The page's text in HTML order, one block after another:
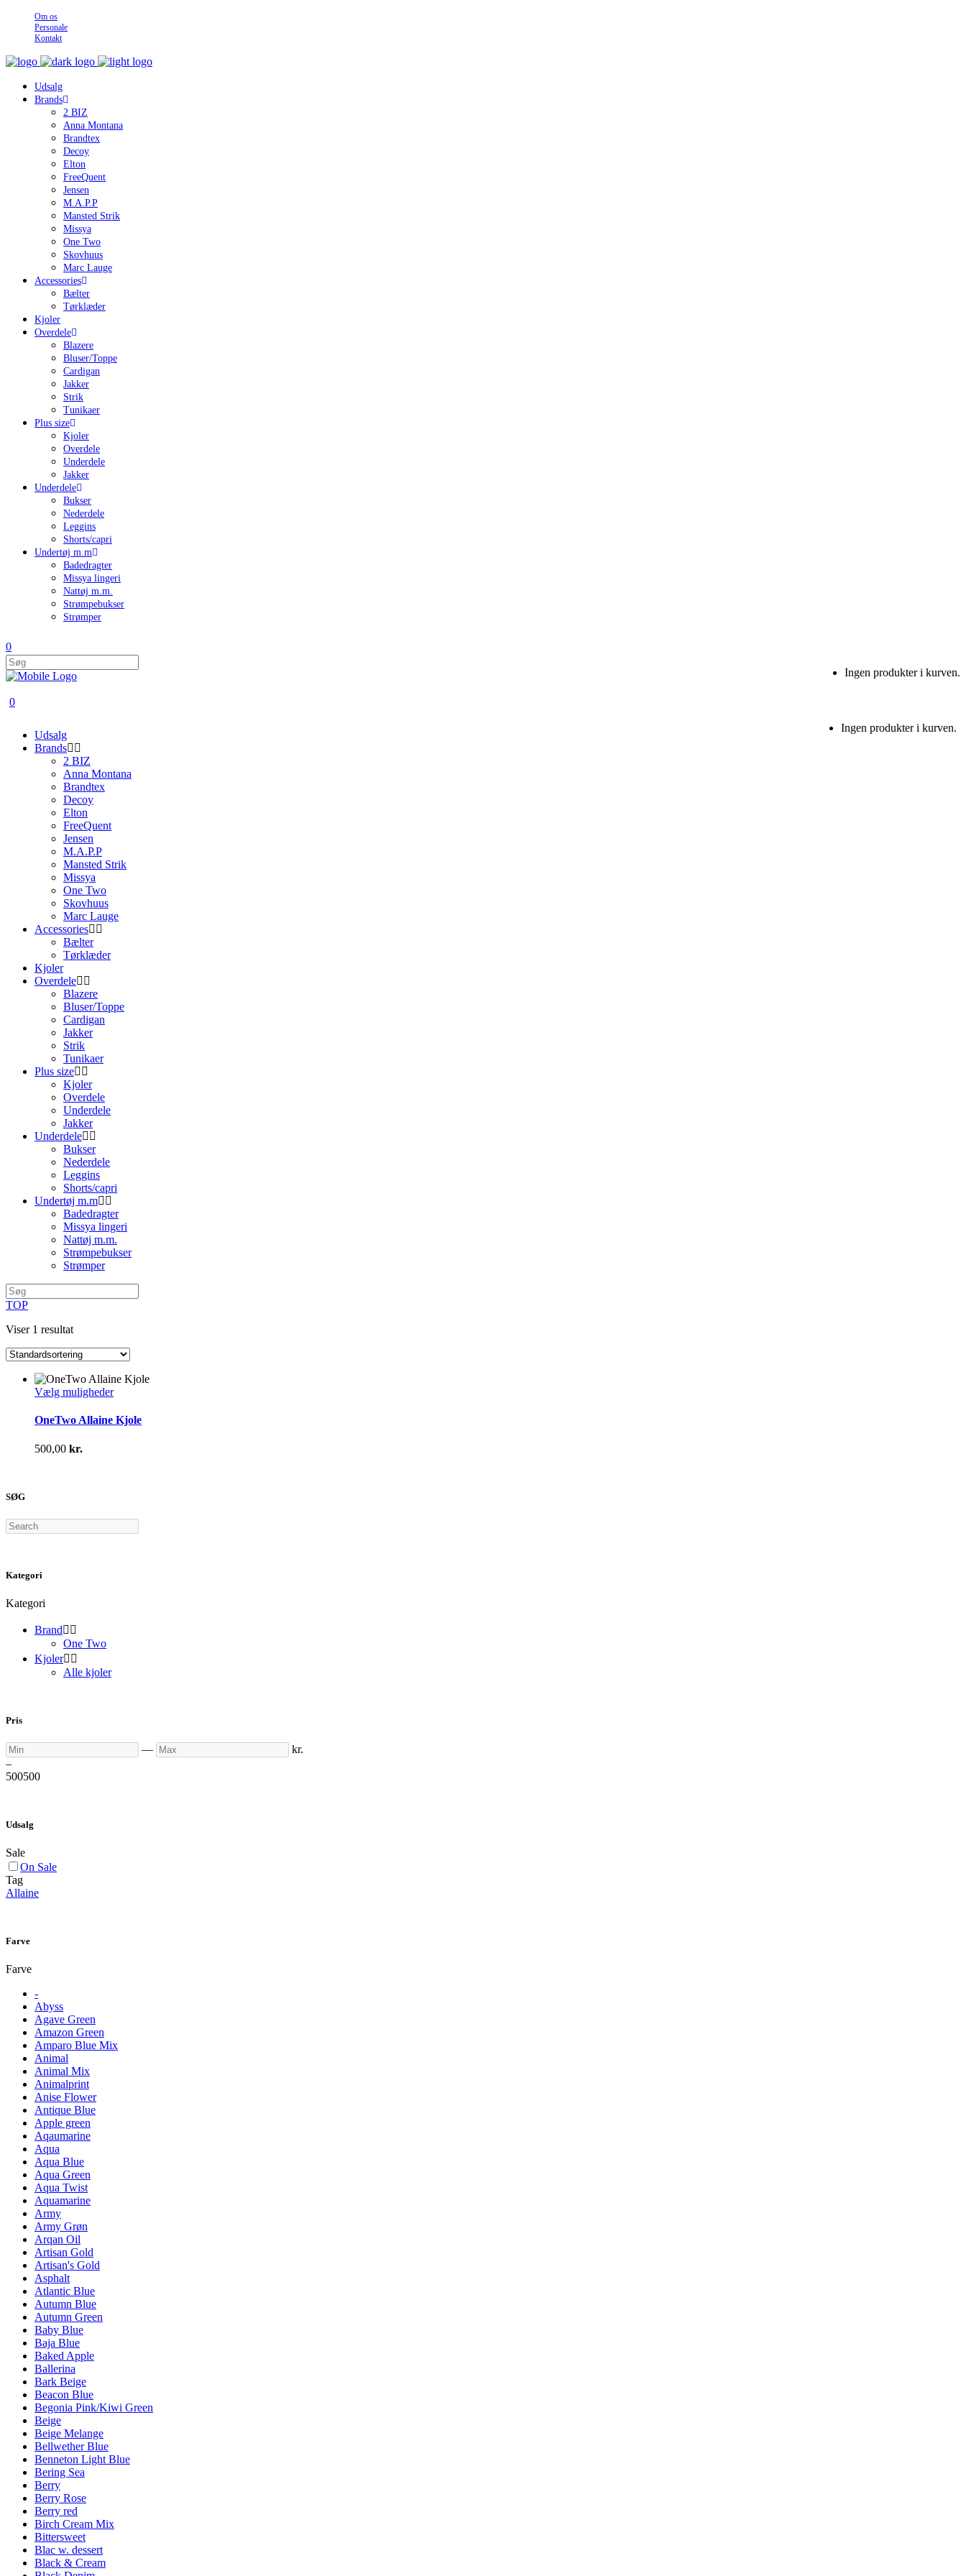
Om os
Personale
Kontakt
Udsalg
Brands
2 BIZ
Anna Montana
Brandtex
Decoy
Elton
FreeQuent
Jensen
M.A.P.P
Mansted Strik
Missya
One Two
Skovhuus
Marc Lauge
Accessories
Bælter
Tørklæder
Kjoler
Overdele
Blazere
Bluser/Toppe
Cardigan
Jakker
Strik
Tunikaer
Plus size
Kjoler
Overdele
Underdele
Jakker
Underdele
Bukser
Nederdele
Leggins
Shorts/capri
Undertøj m.m
Badedragter
Missya lingeri
Nattøj m.m.
Strømpebukser
Strømper
0
Ingen produkter i kurven.
0
Ingen produkter i kurven.
Udsalg
Brands
2 BIZ
Anna Montana
Brandtex
Decoy
Elton
FreeQuent
Jensen
M.A.P.P
Mansted Strik
Missya
One Two
Skovhuus
Marc Lauge
Accessories
Bælter
Tørklæder
Kjoler
Overdele
Blazere
Bluser/Toppe
Cardigan
Jakker
Strik
Tunikaer
Plus size
Kjoler
Overdele
Underdele
Jakker
Underdele
Bukser
Nederdele
Leggins
Shorts/capri
Undertøj m.m
Badedragter
Missya lingeri
Nattøj m.m.
Strømpebukser
Strømper
TOP
Viser 1 resultat
Vælg mulighederDette
har
flere
OneTwo Allaine Kjole
500,00 kr.
SØG
Search
Kategori
Kategori
Brand 
One Two
Kjoler 
Alle kjoler
Pris
Min — Max
kr.
–
500500
Udsalg
Sale
On Sale
Tag
Allaine
Farve
Farve
-
Abyss
Agave Green
Amazon Green
Amparo Blue Mix
Animal
Animal Mix
Animalprint
Anise Flower
Antique Blue
Apple green
Aqaumarine
Aqua
Aqua Blue
Aqua Green
Aqua Twist
Aquamarine
Army
Army Grøn
Arqan Oil
Artisan Gold
Artisan's Gold
Asphalt
Atlantic Blue
Autumn Blue
Autumn Green
Baby Blue
Baja Blue
Baked Apple
Ballerina
Bark Beige
Beacon Blue
Begonia Pink/Kiwi Green
Beige
Beige Melange
Bellwether Blue
Benneton Light Blue
Bering Sea
Berry
Berry Rose
Berry red
Birch Cream Mix
Bittersweet
Blac w. dessert
Black & Cream